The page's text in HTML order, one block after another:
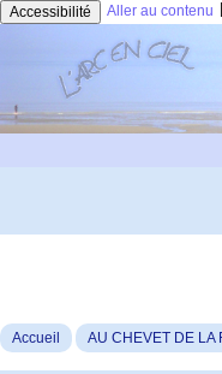
Accessibilité Aller au contenu
Accueil AU CHEVET DE LA